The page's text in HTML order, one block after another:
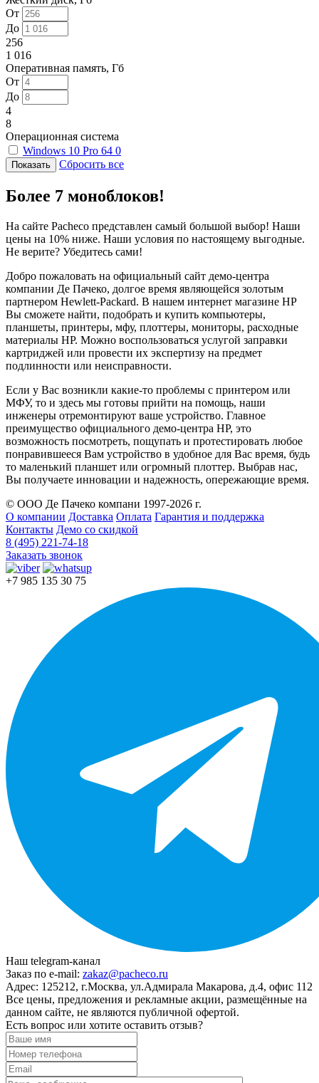
От
До
256
1 016
Оперативная память, Гб
От
До
4
8
Операционная система
Windows 10 Pro 64 0
Сбросить все
Более 7 моноблоков!
На сайте Pacheco представлен самый большой выбор! Наши
цены на 10% ниже. Наши условия по настоящему выгодные.
Не верите? Убедитесь сами!
Добро пожаловать на официальный сайт демо-центра
компании Де Пачеко, долгое время являющейся золотым
партнером Hewlett-Packard. В нашем интернет магазине HP
Вы сможете найти, подобрать и купить компьютеры,
планшеты, принтеры, мфу, плоттеры, мониторы, расходные
материалы HP. Можно воспользоваться услугой заправки
картриджей или провести их экспертизу на предмет
подлинности или неисправности.
Если у Вас возникли какие-то проблемы с принтером или
МФУ, то и здесь мы готовы прийти на помощь, наши
инженеры отремонтируют ваше устройство. Главное
преимущество официального демо-центра HP, это
возможность посмотреть, пощупать и протестировать любое
понравившееся Вам устройство в удобное для Вас время, будь
то маленький планшет или огромный плоттер. Выбрав нас,
Вы получаете инновации и надежность, опережающие время.
© ООО Де Пачеко компани 1997-2026 г.
О компании Доставка Оплата Гарантия и поддержка
Контакты Демо со скидкой
8 (495) 221-74-18
Заказать звонок
+7 985 135 30 75
Наш telegram-канал
Заказ по e-mail: zakaz@pacheco.ru
Адрес: 125212, г.Москва, ул.Адмирала Макарова, д.4, офис 112
Все цены, предложения и рекламные акции, размещённые на
данном сайте, не являются публичной офертой.
Есть вопрос или хотите оставить отзыв?